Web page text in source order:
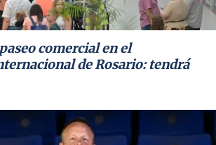
comercial en el
de Rosario: tendrá